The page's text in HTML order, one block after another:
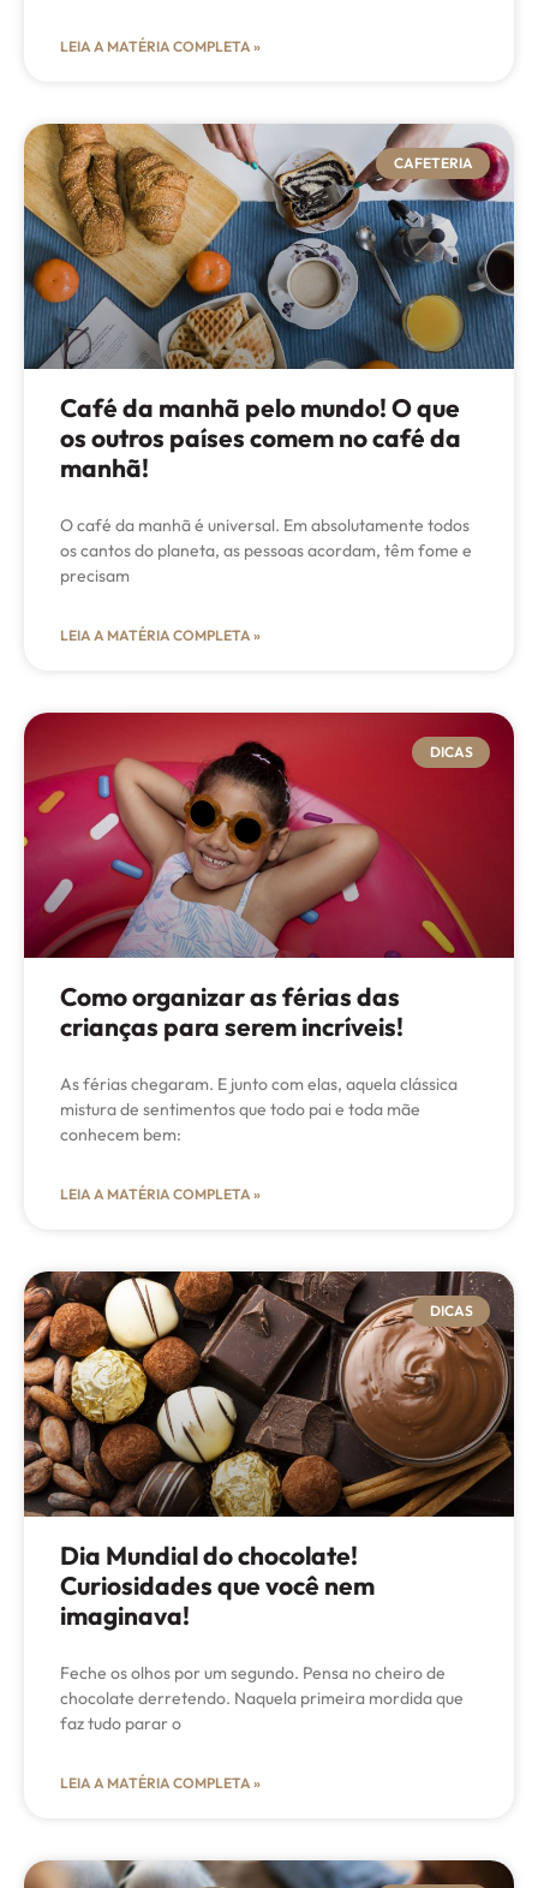
LEIA A MATÉRIA COMPLETA »
CAFETERIA
Café da manhã pelo mundo! O que
os outros países comem no café da
manhã!
O café da manhã é universal. Em absolutamente todos
os cantos do planeta, as pessoas acordam, têm fome e
precisam
LEIA A MATÉRIA COMPLETA »
DICAS
Como organizar as férias das
crianças para serem incríveis!
As férias chegaram. E junto com elas, aquela clássica
mistura de sentimentos que todo pai e toda mãe
conhecem bem:
LEIA A MATÉRIA COMPLETA »
DICAS
Dia Mundial do chocolate!
Curiosidades que você nem
imaginava!
Feche os olhos por um segundo. Pensa no cheiro de
chocolate derretendo. Naquela primeira mordida que
faz tudo parar o
LEIA A MATÉRIA COMPLETA »